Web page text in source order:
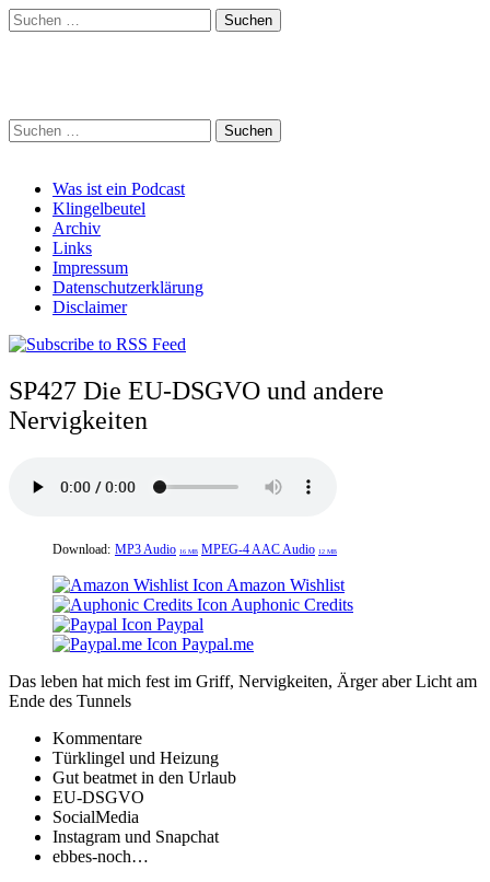
Suchen
nach:
Suchen
nach:
Main
menu
Skip
content
Was ist ein Podcast
Klingelbeutel
Archiv
Links
Impressum
Datenschutzerklärung
Disclaimer
SP427 Die EU-DSGVO und andere
Nervigkeiten
Download: MP3 Audio 16 MB MPEG-4 AAC Audio 12 MB
Amazon Wishlist
Auphonic Credits
Paypal
Paypal.me
Das leben hat mich fest im Griff, Nervigkeiten, Ärger aber Licht am
Ende des Tunnels
Kommentare
Türklingel und Heizung
Gut beatmet in den Urlaub
EU-DSGVO
SocialMedia
Instagram und Snapchat
ebbes-noch…